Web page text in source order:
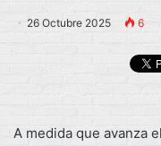
26 Octubre 2025 6
A medida que avanza